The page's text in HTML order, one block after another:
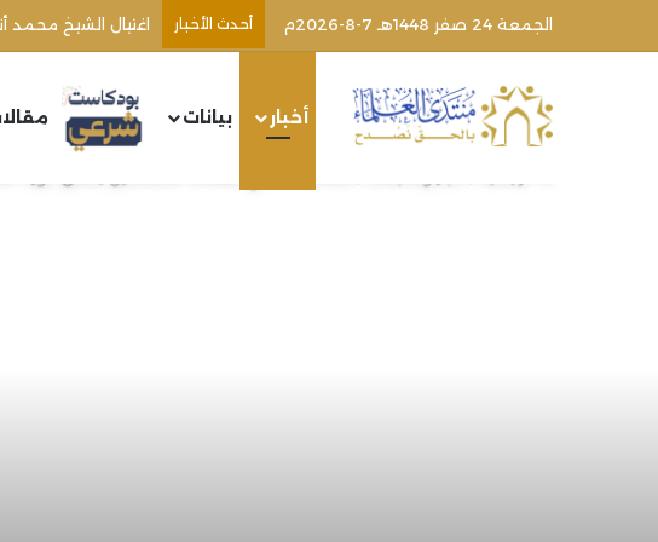
الجمعة 24 صفر 1448هـ 7-8-2026م أحدث الأخبار اغتيال الشيخ
أخبار بيانات